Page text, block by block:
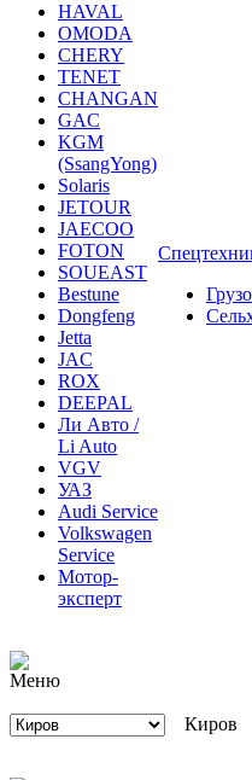
HAVAL
OMODA
CHERY
TENET
CHANGAN
GAC
KGM
(SsangYong)
Solaris
JETOUR
JAECOO
FOTON
SOUEAST
Bestune
Dongfeng
Jetta
JAC
ROX
DEEPAL
Ли Авто /
Li Auto
VGV
УАЗ
Audi Service
Volkswagen
Service
Мотор-
эксперт
Киров